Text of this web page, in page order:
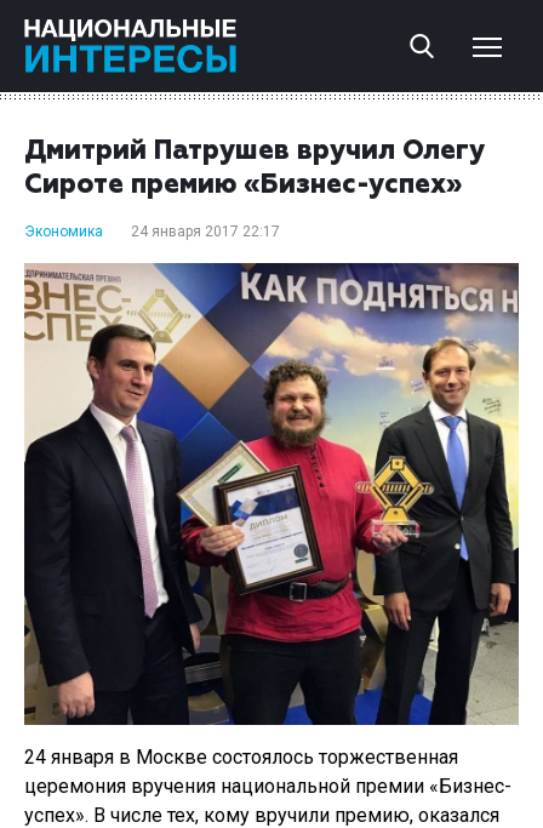
Дмитрий Патрушев вручил Олегу
Сироте премию «Бизнес-успех»
Экономика 24 января 2017 22:17
24 января в Москве состоялось торжественная
церемония вручения национальной премии «Бизнес-
успех». В числе тех, кому вручили премию, оказался